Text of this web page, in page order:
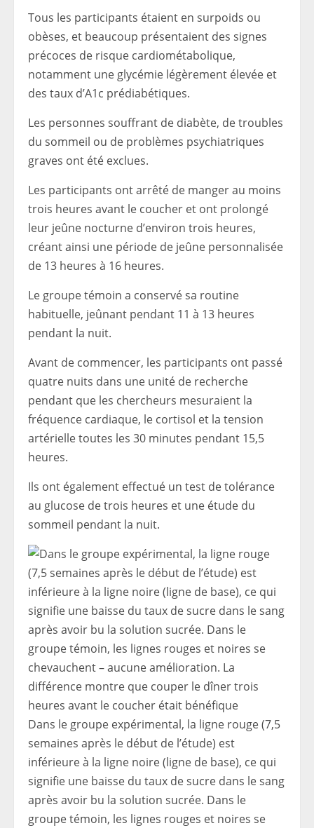
Tous les participants étaient en surpoids ou
obèses, et beaucoup présentaient des signes
précoces de risque cardiométabolique,
notamment une glycémie légèrement élevée et
des taux d’A1c prédiabétiques.
Les personnes souffrant de diabète, de troubles
du sommeil ou de problèmes psychiatriques
graves ont été exclues.
Les participants ont arrêté de manger au moins
trois heures avant le coucher et ont prolongé
leur jeûne nocturne d’environ trois heures,
créant ainsi une période de jeûne personnalisée
de 13 heures à 16 heures.
Le groupe témoin a conservé sa routine
habituelle, jeûnant pendant 11 à 13 heures
pendant la nuit.
Avant de commencer, les participants ont passé
quatre nuits dans une unité de recherche
pendant que les chercheurs mesuraient la
fréquence cardiaque, le cortisol et la tension
artérielle toutes les 30 minutes pendant 15,5
heures.
Ils ont également effectué un test de tolérance
au glucose de trois heures et une étude du
sommeil pendant la nuit.
Dans le groupe expérimental, la ligne rouge (7,5
semaines après le début de l’étude) est
inférieure à la ligne noire (ligne de base), ce qui
signifie une baisse du taux de sucre dans le sang
après avoir bu la solution sucrée. Dans le
groupe témoin, les lignes rouges et noires se